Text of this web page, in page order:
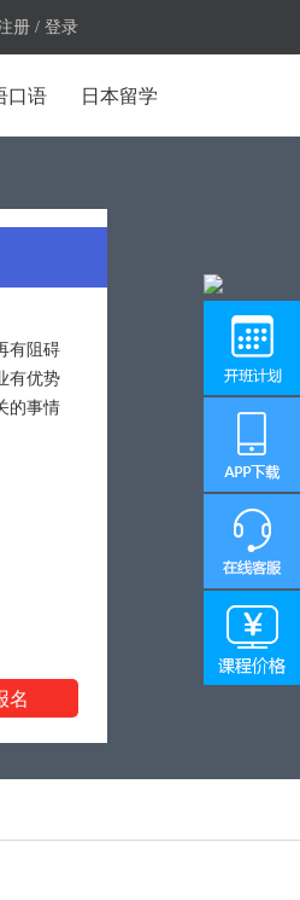
册 / 登录
口语 日本留学
有阻碍
有优势
的事情
名